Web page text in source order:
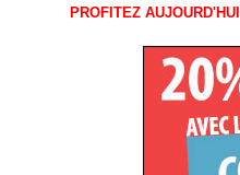
PROFITEZ